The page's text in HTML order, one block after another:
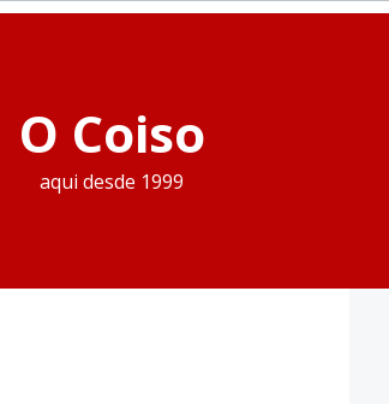
O Coiso
aqui desde 1999